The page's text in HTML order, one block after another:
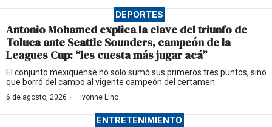
DEPORTES
Antonio Mohamed explica la clave del triunfo de
Toluca ante Seattle Sounders, campeón de la
Leagues Cup: “les cuesta más jugar acá”
El conjunto mexiquense no solo sumó sus primeros tres puntos, sino
que borró del campo al vigente campeón del certamen.
6 de agosto, 2026 · Ivonne Lino
ENTRETENIMIENTO